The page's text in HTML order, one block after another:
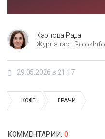
Карпова Рада
Журналист GolosInfo
29.05.2026 в 21:17
КОФЕ ВРАЧИ
КОММЕНТАРИИ: 0